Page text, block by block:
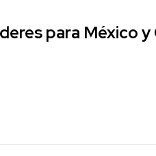
para México